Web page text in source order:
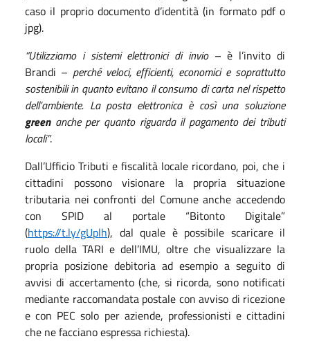
caso il proprio documento d’identità (in formato pdf o
jpg).
“Utilizziamo i sistemi elettronici di invio– è l’invito di
Brandi – perché veloci, efficienti, economici e soprattutto
sostenibili in quanto evitano il consumo di carta nel rispetto
dell’ambiente. La posta elettronica è così una soluzione
greenanche per quanto riguarda il pagamento dei tributi
locali”.
Dall’Ufficio Tributi e fiscalità locale ricordano, poi, che i
cittadini possono visionare la propria situazione
tributaria nei confronti del Comune anche accedendo
con SPID al portale “Bitonto Digitale”
(https://t.ly/gUplh), dal quale è possibile scaricare il
ruolo della TARI e dell’IMU, oltre che visualizzare la
propria posizione debitoria ad esempio a seguito di
avvisi di accertamento (che, si ricorda, sono notificati
mediante raccomandata postale con avviso di ricezione
e con PEC solo per aziende, professionisti e cittadini
che ne facciano espressa richiesta).